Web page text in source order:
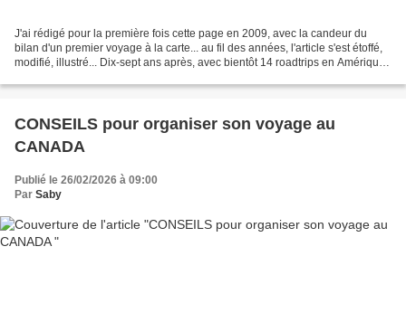
J'ai rédigé pour la première fois cette page en 2009, avec la candeur du
bilan d'un premier voyage à la carte... au fil des années, l'article s'est étoffé,
modifié, illustré... Dix-sept ans après, avec bientôt 14 roadtrips en Amérique
CONSEILS pour organiser son voyage au
CANADA
Publié le 26/02/2026 à 09:00
Par Saby